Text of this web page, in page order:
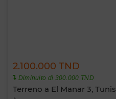
2.100.000 TND
Diminuito di 300.000 TND
Terreno a El Manar 3, Tunis